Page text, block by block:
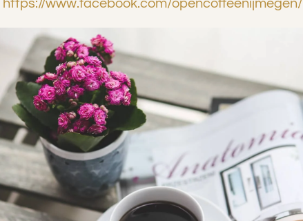
https://www.facebook.com/opencoffeenijmegen/